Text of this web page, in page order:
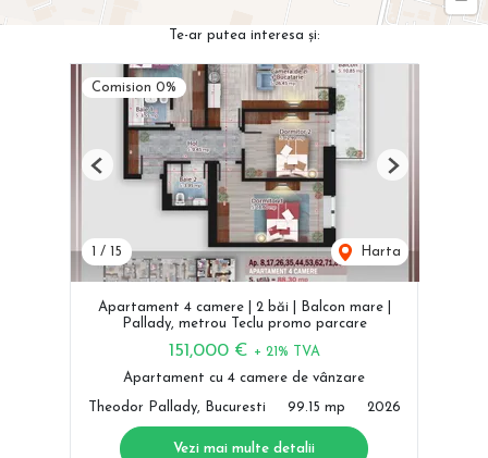
Te-ar putea interesa și:
Comision 0%
/ 15 Harta
Previous Next
Apartament 4 camere | 2 băi | Balcon mare |
Pallady, metrou Teclu promo parcare
151,000 € + 21% TVA
Apartament cu 4 camere de vânzare
Theodor Pallady, Bucuresti 99.15 mp 2026
Vezi mai multe detalii